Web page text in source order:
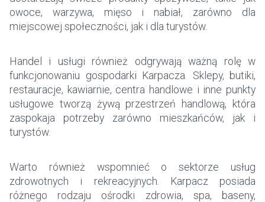
owoce, warzywa, mięso i nabiał, zarówno dla
miejscowej społeczności, jak i dla turystów.
Handel i usługi również odgrywają ważną rolę w
funkcjonowaniu gospodarki Karpacza. Sklepy, butiki,
restauracje, kawiarnie, centra handlowe i inne punkty
usługowe tworzą żywą przestrzeń handlową, która
zaspokaja potrzeby zarówno mieszkańców, jak i
turystów.
Warto również wspomnieć o sektorze usług
zdrowotnych i rekreacyjnych. Karpacz posiada
różnego rodzaju ośrodki zdrowia, spa, baseny,